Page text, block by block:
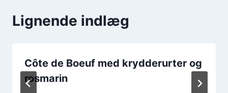
Lignende indlæg
Côte de Boeuf med krydderurter og
rosmarin